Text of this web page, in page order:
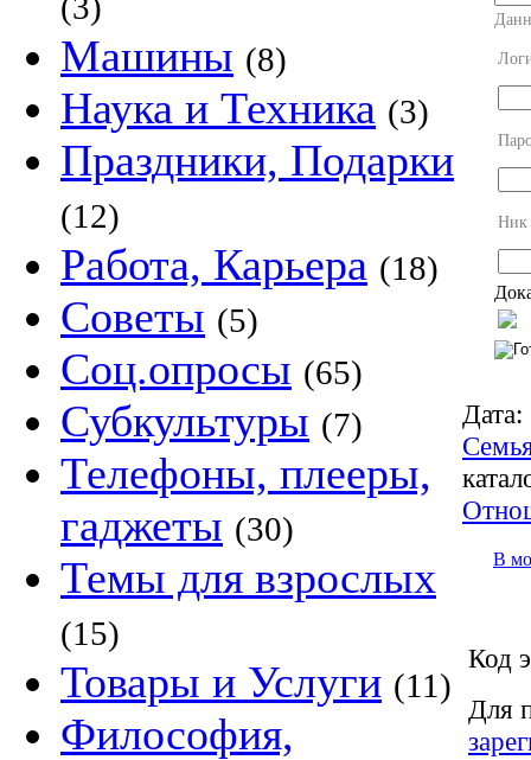
Машины (8)
Наука и Техника (3)
Праздники, Подарки
(12)
Работа, Карьера (18)
Советы (5)
Соц.опросы (65)
Субкультуры (7)
Телефоны, плееры,
гаджеты (30)
Темы для взрослых
(15)
Товары и Услуги (11)
Философия,
Ник
Дата:
В
Код
Для